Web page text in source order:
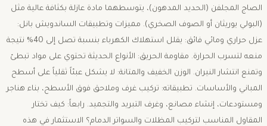
الصاج المجلفن (الحديد المدهون)، يتوسطهما مادة عازلة بكثافة عالية مثل
(البولي يوريثان أو الصوف الصخري). ​مميزات وتطبيقات الساندويش بانل: ​
عزل حراري ومائي فائق: يقلل استهلاك الكهرباء بنسبة تصل إلى 40% نتيجة
منعه لتسرب الحرارة. مقاومة الحريق: الأنواع الحديثة تحتوي على مواد تبطئ
وتمنع انتشار النيران. ​الوزن الخفيف والمتانة: لا يشكل عبئاً ثقلياً على أسطح
المباني والأساسات. ​تطبيقاته: تركيب غرف وملاحق فوق الأسطح، بناء هناجر
ومستودعات، إنشاء مصانع، وغرف التبريد والتجميد. ​رابعاً: كيف تختار
المقاول المناسب لتركيب المظلات والسواتر الدمام؟ ​الاستثمار في هذه